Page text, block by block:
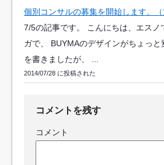
個別コンサルの募集を開始します。（
7/5の記事です。 こんにちは、エスノ
ガで、 BUYMAのデザインがちょっと
を書きましたが、 ...
2014/07/28 に投稿された
コメントを残す
コメント